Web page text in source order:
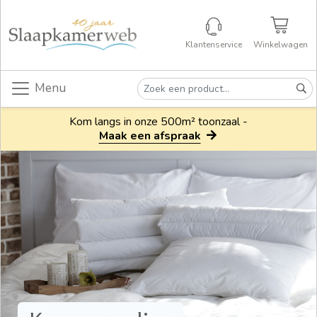
Klantenservice Winkelwagen
Menu
Kom langs in onze 500m² toonzaal -
Maak een afspraak